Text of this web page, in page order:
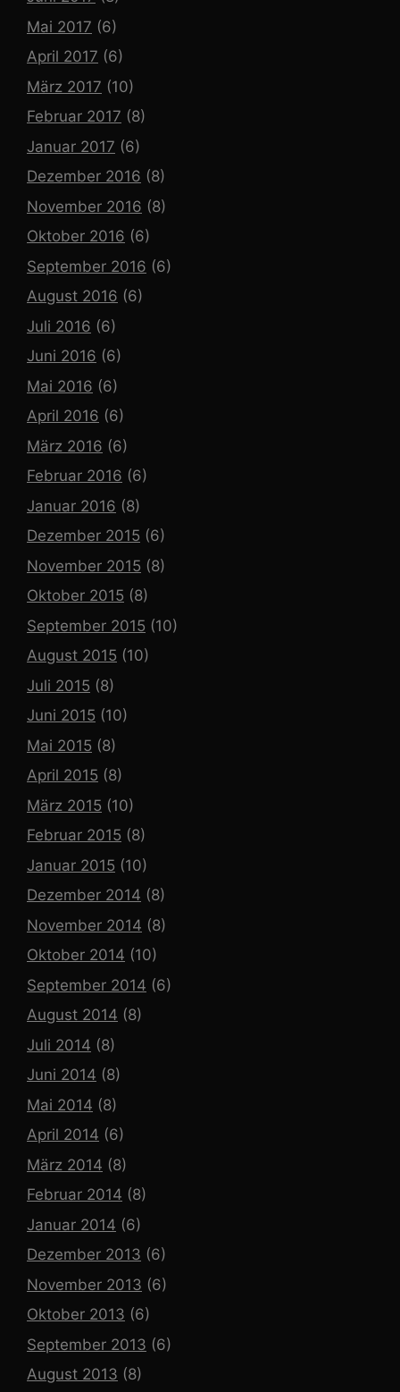
Mai 2017 (6)
April 2017 (6)
März 2017 (10)
Februar 2017 (8)
Januar 2017 (6)
Dezember 2016 (8)
November 2016 (8)
Oktober 2016 (6)
September 2016 (6)
August 2016 (6)
Juli 2016 (6)
Juni 2016 (6)
Mai 2016 (6)
April 2016 (6)
März 2016 (6)
Februar 2016 (6)
Januar 2016 (8)
Dezember 2015 (6)
November 2015 (8)
Oktober 2015 (8)
September 2015 (10)
August 2015 (10)
Juli 2015 (8)
Juni 2015 (10)
Mai 2015 (8)
April 2015 (8)
März 2015 (10)
Februar 2015 (8)
Januar 2015 (10)
Dezember 2014 (8)
November 2014 (8)
Oktober 2014 (10)
September 2014 (6)
August 2014 (8)
Juli 2014 (8)
Juni 2014 (8)
Mai 2014 (8)
April 2014 (6)
März 2014 (8)
Februar 2014 (8)
Januar 2014 (6)
Dezember 2013 (6)
November 2013 (6)
Oktober 2013 (6)
September 2013 (6)
August 2013 (8)